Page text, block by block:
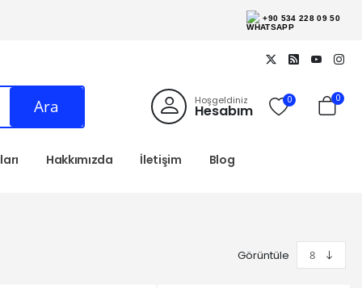
+90 534 228 09 50
Ara Hoşgeldiniz
Hesabım
0 0
Hakkımızda İletişim Blog
Görüntüle